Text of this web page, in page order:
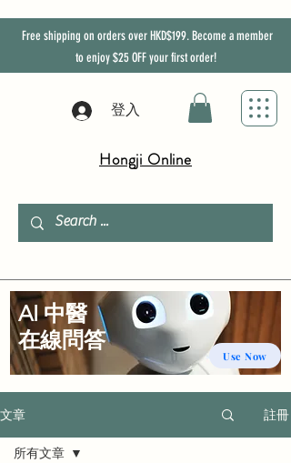
Free shipping on orders over HKD$199. Become a member
to enjoy$25 OFFyour first order!
登入
Hongji Online
文章 註冊
所有文章
Use Now
AI 中醫
​在線問答